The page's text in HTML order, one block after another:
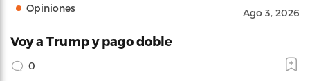
Opiniones Ago 3, 2026
Voy a Trump y pago doble
0